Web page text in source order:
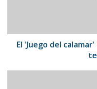
última
temporada
El 'Juego del